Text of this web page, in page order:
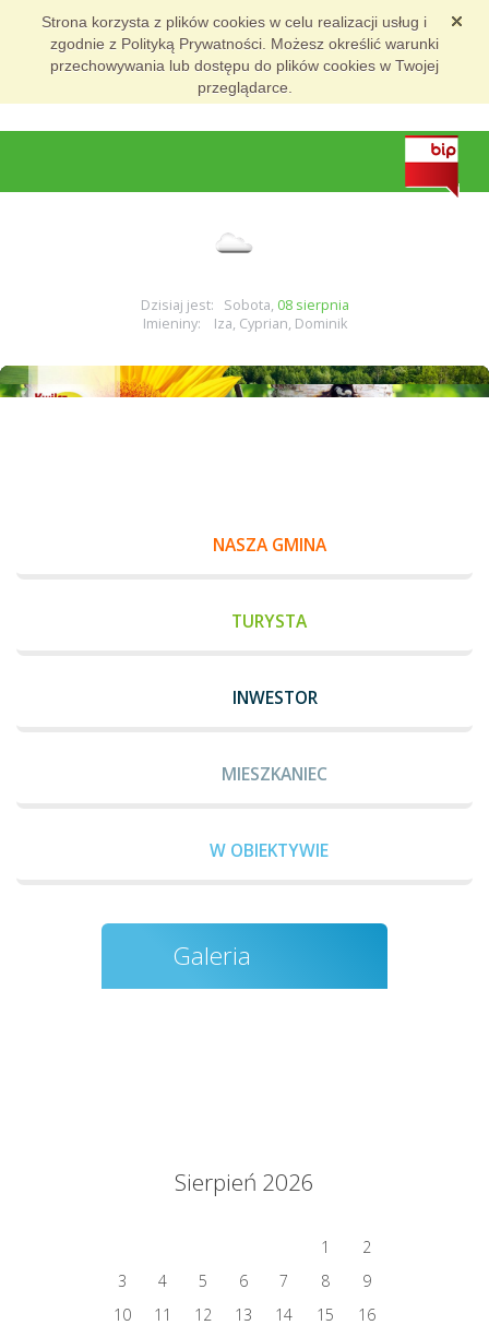
Strona korzysta z plików cookies w celu realizacji usług i
zgodnie z Polityką Prywatności. Możesz określić warunki
przechowywania lub dostępu do plików cookies w Twojej
przeglądarce.
Dzisiaj jest: Sobota, 08 sierpnia
Imieniny: Iza, Cyprian, Dominik
NASZA GMINA
TURYSTA
INWESTOR
MIESZKANIEC
W OBIEKTYWIE
Galeria
Sierpień 2026
1
2
3
4 5 6 7 8
9
10
11 12 13 14 15
16